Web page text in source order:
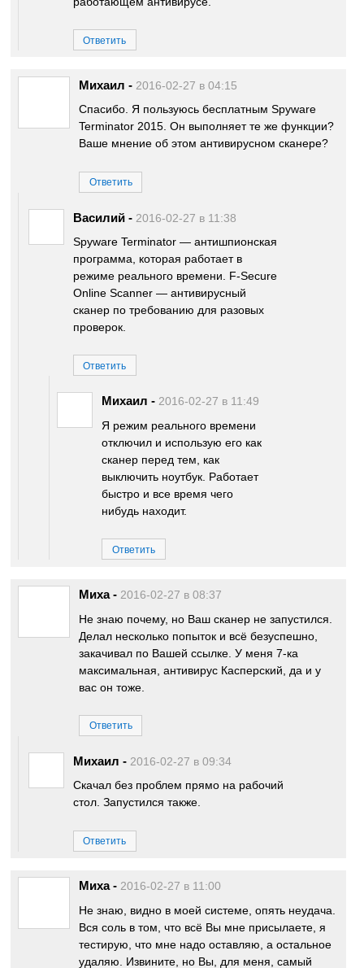
Ответить
Михаил - 2016-02-27 в 04:15
Спасибо. Я пользуюсь бесплатным Spyware
Terminator 2015. Он выполняет те же функции?
Ваше мнение об этом антивирусном сканере?
Ответить
Василий - 2016-02-27 в 11:38
Spyware Terminator — антишпионская
программа, которая работает в
режиме реального времени. F-Secure
Online Scanner — антивирусный
сканер по требованию для разовых
проверок.
Ответить
Михаил - 2016-02-27 в 11:49
Я режим реального времени
отключил и использую его как
сканер перед тем, как
выключить ноутбук. Работает
быстро и все время чего
нибудь находит.
Ответить
Миха - 2016-02-27 в 08:37
Не знаю почему, но Ваш сканер не запустился.
Делал несколько попыток и всё безуспешно,
закачивал по Вашей ссылке. У меня 7-ка
максимальная, антивирус Касперский, да и у
вас он тоже.
Ответить
Михаил - 2016-02-27 в 09:34
Скачал без проблем прямо на рабочий
стол. Запустился также.
Ответить
Миха - 2016-02-27 в 11:00
Не знаю, видно в моей системе, опять неудача.
Вся соль в том, что всё Вы мне присылаете, я
тестирую, что мне надо оставляю, а остальное
удаляю. Извините, но Вы, для меня, самый